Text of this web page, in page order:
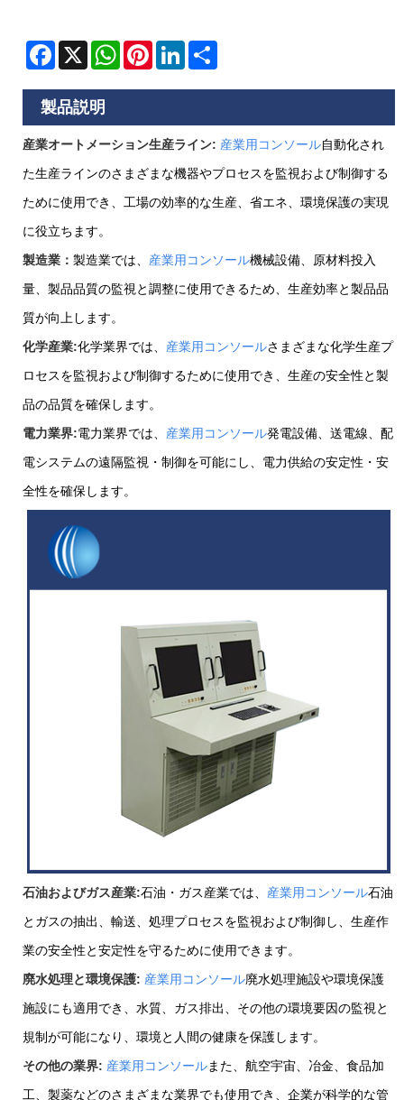
Facebook
X WhatsAppPinterestLinkedIn
製品説明
産業オートメーション生産ライン: 産業用コンソール自動化され
た生産ラインのさまざまな機器やプロセスを監視および制御する
ために使用でき、工場の効率的な生産、省エネ、環境保護の実現
に役立ちます。
製造業： 製造業では、 産業用コンソール機械設備、原材料投入
量、製品品質の監視と調整に使用できるため、生産効率と製品品
質が向上します。
化学産業:化学業界では、 産業用コンソールさまざまな化学生産プ
ロセスを監視および制御するために使用でき、生産の安全性と製
品の品質を確保します。
電力業界:電力業界では、 産業用コンソール発電設備、送電線、配
電システムの遠隔監視・制御を可能にし、電力供給の安定性・安
全性を確保します。
石油およびガス産業:石油・ガス産業では、 産業用コンソール石油
とガスの抽出、輸送、処理プロセスを監視および制御し、生産作
業の安全性と安定性を守るために使用できます。
廃水処理と環境保護: 産業用コンソール廃水処理施設や環境保護
施設にも適用でき、水質、ガス排出、その他の環境要因の監視と
規制が可能になり、環境と人間の健康を保護します。
その他の業界: 産業用コンソールまた、航空宇宙、冶金、食品加
工、製薬などのさまざまな業界でも使用でき、企業が科学的な管